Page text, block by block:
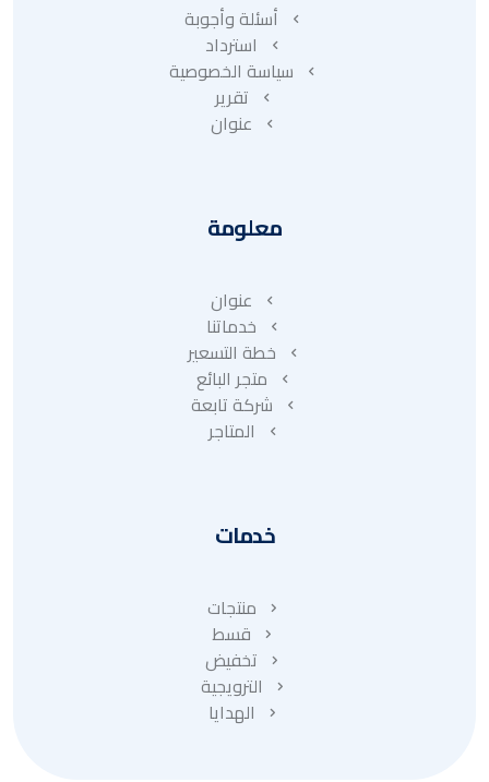
أسئلة وأجوبة
استرداد
سياسة الخصوصية
تقرير
عنوان
معلومة
عنوان
خدماتنا
خطة التسعير
متجر البائع
شركة تابعة
المتاجر
خدمات
منتجات
قسط
تخفيض
الترويجية
الهدايا